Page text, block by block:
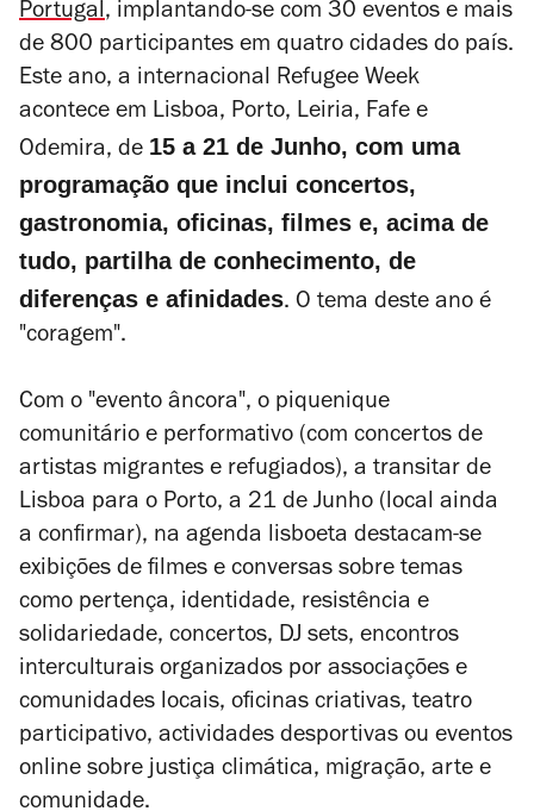
Portugal, implantando-se com 30 eventos e mais
de 800 participantes em quatro cidades do país.
Este ano, a internacional Refugee Week
acontece em Lisboa, Porto, Leiria, Fafe e
Odemira, de 15 a 21 de Junho, com uma
programação que inclui concertos,
gastronomia, oficinas, filmes e, acima de
tudo, partilha de conhecimento, de
diferenças e afinidades. O tema deste ano é
"coragem".
Com o "evento âncora", o piquenique
comunitário e performativo (com concertos de
artistas migrantes e refugiados), a transitar de
Lisboa para o Porto, a 21 de Junho (local ainda
a confirmar), na agenda lisboeta destacam-se
exibições de filmes e conversas sobre temas
como pertença, identidade, resistência e
solidariedade, concertos, DJ sets, encontros
interculturais organizados por associações e
comunidades locais, oficinas criativas, teatro
participativo, actividades desportivas ou eventos
online sobre justiça climática, migração, arte e
comunidade.